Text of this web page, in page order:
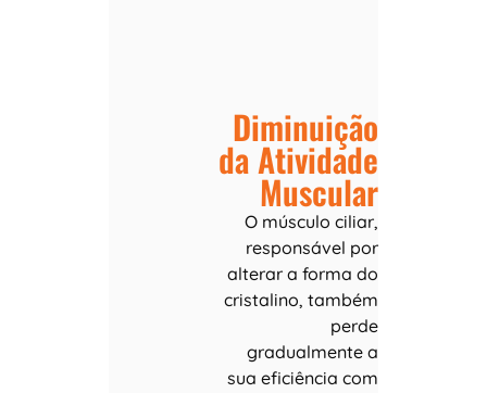
Diminuição
da Atividade
Muscular
O músculo ciliar,
responsável por
alterar a forma do
cristalino, também
perde
gradualmente a
sua eficiência com